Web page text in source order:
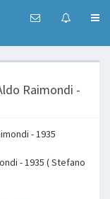
Raimondi -
- 1935 ( Stefano